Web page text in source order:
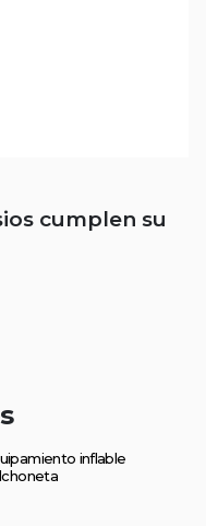
cumplen su
inflable